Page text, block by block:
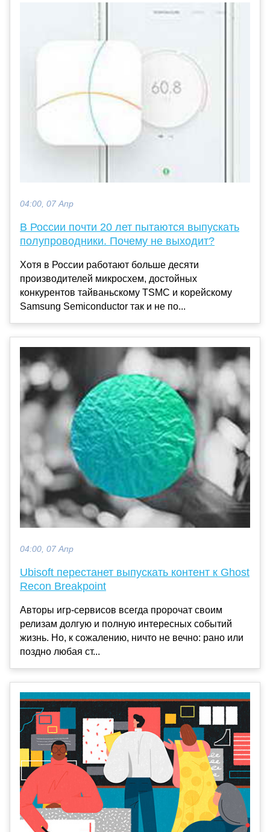
04:00, 07 Апр
В России почти 20 лет пытаются выпускать
полупроводники. Почему не выходит?
Хотя в России работают больше десяти
производителей микросхем, достойных
конкурентов тайваньскому TSMC и корейскому
Samsung Semiconductor так и не по...
04:00, 07 Апр
Ubisoft перестанет выпускать контент к Ghost
Recon Breakpoint
Авторы игр-сервисов всегда пророчат своим
релизам долгую и полную интересных событий
жизнь. Но, к сожалению, ничто не вечно: рано или
поздно любая ст...